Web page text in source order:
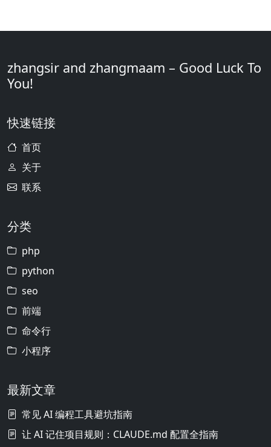
zhangsir and zhangmaam – Good Luck To
You!
快速链接
首页
关于
联系
分类
php
python
seo
前端
命令行
小程序
最新文章
常见 AI 编程工具避坑指南
让 AI 记住项目规则：CLAUDE.md 配置全指南